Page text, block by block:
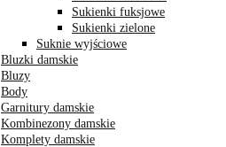
Sukienki fuksjowe
Sukienki zielone
Suknie wyjściowe
Bluzki damskie
Bluzy
Body
Garnitury damskie
Kombinezony damskie
Komplety damskie